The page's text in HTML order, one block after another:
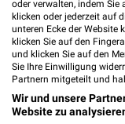
Weitere Kik
um Sömmerda
oder verwalten, indem Sie
klicken oder jederzeit auf
unteren Ecke der Website
klicken Sie auf den
und klicken Sie auf den
Sie Ihre Einwilligung
Partnern mitgeteilt und
Wir und unsere
Website zu